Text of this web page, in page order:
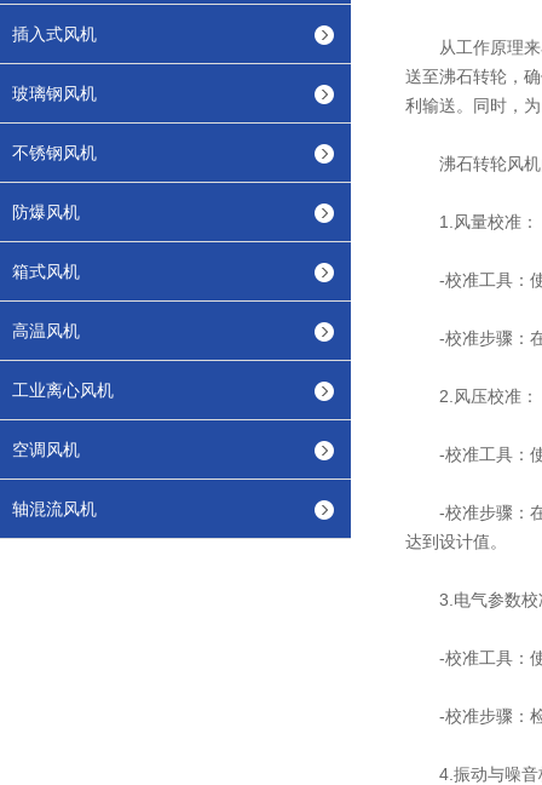
插入式风机
玻璃钢风机
不锈钢风机
防爆风机
箱式风机
高温风机
工业离心风机
空调风机
轴混流风机
从工作原理来
送至沸石转轮，
利输送。同时，
沸石转轮风机
1.风量校准：
-校准工具：使
-校准步骤：在
2.风压校准：
-校准工具：使
-校准步骤：在
达到设计值。
3.电气参数校
-校准工具：使
-校准步骤：检
4.振动与噪音